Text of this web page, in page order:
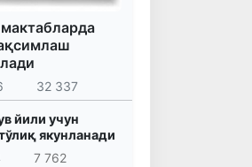
32 337
йили учун
якунланади
7 762